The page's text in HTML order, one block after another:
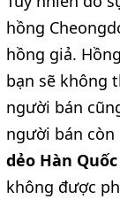
hồng
hồng giả.
bạn sẽ không
người bán
người bán
dẻo Hàn Quốc
không được